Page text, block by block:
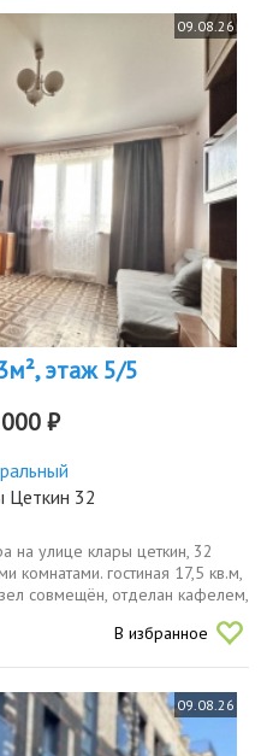
09.08.26
этаж 5/5
₽
Цеткин 32
на улице клары цеткин, 32
комнатами. гостиная 17,5 кв.м,
совмещён, отделан кафелем,
установлены евроокна,...
В избранное
09.08.26